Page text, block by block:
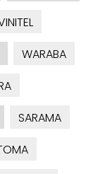
WARABA
SARAMA